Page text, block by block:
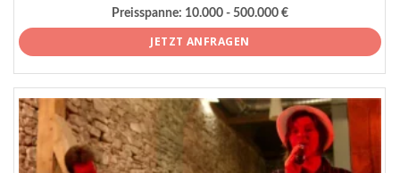
Preisspanne: 10.000 - 500.000 €
JETZT ANFRAGEN